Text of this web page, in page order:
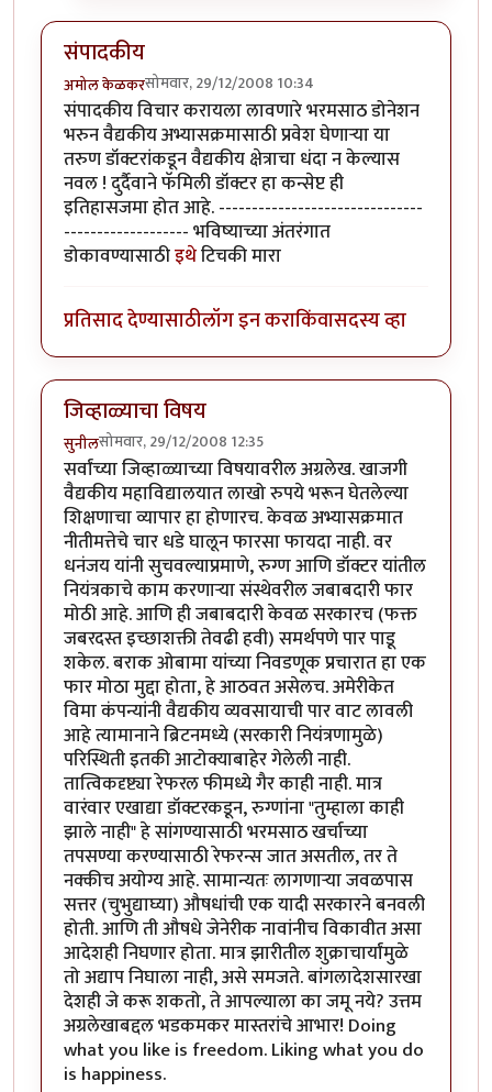
संपादकीय
अमोल केळकरसोमवार, 29/12/2008 10:34
संपादकीय विचार करायला लावणारे भरमसाठ डोनेशन
भरुन वैद्यकीय अभ्यासक्रमासाठी प्रवेश घेणार्‍या या
तरुण डॉक्टरांकडून वैद्यकीय क्षेत्राचा धंदा न केल्यास
नवल ! दुर्दैवाने फॅमिली डॉक्टर हा कन्सेप्ट ही
इतिहासजमा होत आहे. -------------------------------
------------------- भविष्याच्या अंतरंगात
डोकावण्यासाठीइथेटिचकी मारा
प्रतिसाद देण्यासाठीलॉग इन कराकिंवासदस्य व्हा
जिव्हाळ्याचा विषय
सुनीलसोमवार, 29/12/2008 12:35
सर्वांच्या जिव्हाळ्याच्या विषयावरील अग्रलेख. खाजगी
वैद्यकीय महाविद्यालयात लाखो रुपये भरून घेतलेल्या
शिक्षणाचा व्यापार हा होणारच. केवळ अभ्यासक्रमात
नीतीमत्तेचे चार धडे घालून फारसा फायदा नाही. वर
धनंजय यांनी सुचवल्याप्रमाणे, रुग्ण आणि डॉक्टर यांतील
नियंत्रकाचे काम करणार्‍या संस्थेवरील जबाबदारी फार
मोठी आहे. आणि ही जबाबदारी केवळ सरकारच (फक्त
जबरदस्त इच्छाशक्ती तेवढी हवी) समर्थपणे पार पाडू
शकेल. बराक ओबामा यांच्या निवडणूक प्रचारात हा एक
फार मोठा मुद्दा होता, हे आठवत असेलच. अमेरीकेत
विमा कंपन्यांनी वैद्यकीय व्यवसायाची पार वाट लावली
आहे त्यामानाने ब्रिटनमध्ये (सरकारी नियंत्रणामुळे)
परिस्थिती इतकी आटोक्याबाहेर गेलेली नाही.
तात्विकदृष्ट्या रेफरल फीमध्ये गैर काही नाही. मात्र
वारंवार एखाद्या डॉक्टरकडून, रुग्णांना "तुम्हाला काही
झाले नाही" हे सांगण्यासाठी भरमसाठ खर्चाच्या
तपसण्या करण्यासाठी रेफरन्स जात असतील, तर ते
नक्कीच अयोग्य आहे. सामान्यतः लागणार्‍या जवळपास
सत्तर (चुभुद्याघ्या) औषधांची एक यादी सरकारने बनवली
होती. आणि ती औषधे जेनेरीक नावांनीच विकावीत असा
आदेशही निघणार होता. मात्र झारीतील शुक्राचार्यांमुळे
तो अद्याप निघाला नाही, असे समजते. बांगलादेशसारखा
देशही जे करू शकतो, ते आपल्याला का जमू नये? उत्तम
अग्रलेखाबद्दल भडकमकर मास्तरांचे आभार! Doing
what you like is freedom. Liking what you do
is happiness.